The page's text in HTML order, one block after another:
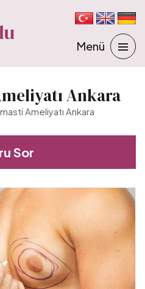
Ankara
Ameliyatı Ankara
Sor